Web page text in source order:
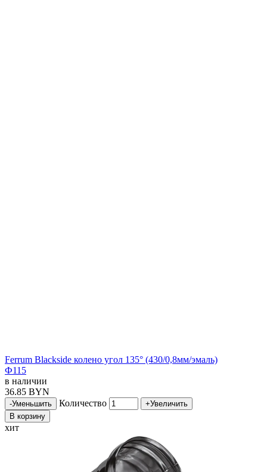
Ferrum Blackside колено угол 135° (430/0,8мм/эмаль)
Ф115
в наличии
36.85 BYN
-Уменьшить Количество +Увеличить
В корзину
хит